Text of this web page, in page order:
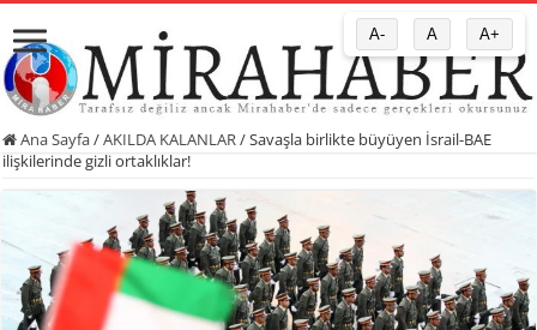
Ana Sayfa/AKILDA KALANLAR /Savaşla birlikte büyüyen İsrail-BAE
ilişkilerinde gizli ortaklıklar!
A- A A+